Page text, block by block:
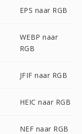
EPS naar RGB
WEBP naar
RGB
JFIF naar RGB
HEIC naar RGB
NEF naar RGB